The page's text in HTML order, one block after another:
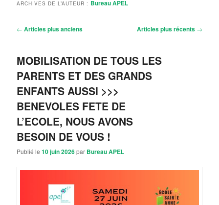
ARCHIVES DE L’AUTEUR : Bureau APEL
Navigation
← Articles plus anciens Articles plus récents →
MOBILISATION DE TOUS LES
PARENTS ET DES GRANDS
ENFANTS AUSSI >>>
BENEVOLES FETE DE
L’ECOLE, NOUS AVONS
BESOIN DE VOUS !
Publié le10 juin 2026par Bureau APEL